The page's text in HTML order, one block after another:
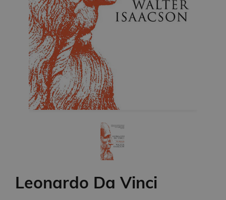
Leonardo Da Vinci